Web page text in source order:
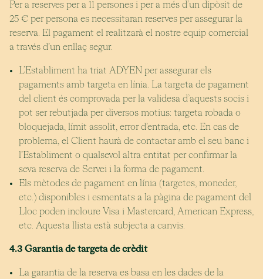
Per a reserves per a 11 persones i per a més d’un dipòsit de
25 € per persona es necessitaran reserves per assegurar la
reserva. El pagament el realitzarà el nostre equip comercial
a través d’un enllaç segur.
L’Establiment ha triat ADYEN per assegurar els
pagaments amb targeta en línia. La targeta de pagament
del client és comprovada per la validesa d’aquests socis i
pot ser rebutjada per diversos motius: targeta robada o
bloquejada, límit assolit, error d’entrada, etc. En cas de
problema, el Client haurà de contactar amb el seu banc i
l’Establiment o qualsevol altra entitat per confirmar la
seva reserva de Servei i la forma de pagament.
Els mètodes de pagament en línia (targetes, moneder,
etc.) disponibles i esmentats a la pàgina de pagament del
Lloc poden incloure Visa i Mastercard, American Express,
etc. Aquesta llista està subjecta a canvis.
4.3 Garantia de targeta de crèdit
La garantia de la reserva es basa en les dades de la